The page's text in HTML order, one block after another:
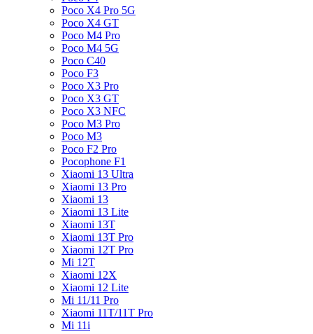
Poco X4 Pro 5G
Poco X4 GT
Poco M4 Pro
Poco M4 5G
Poco C40
Poco F3
Poco X3 Pro
Poco X3 GT
Poco X3 NFC
Poco M3 Pro
Poco M3
Poco F2 Pro
Pocophone F1
Xiaomi 13 Ultra
Xiaomi 13 Pro
Xiaomi 13
Xiaomi 13 Lite
Xiaomi 13T
Xiaomi 13T Pro
Xiaomi 12T Pro
Mi 12T
Xiaomi 12X
Xiaomi 12 Lite
Mi 11/11 Pro
Xiaomi 11T/11T Pro
Mi 11i